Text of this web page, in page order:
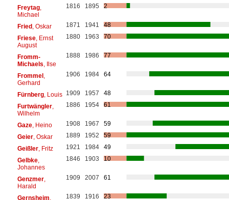
Freytag,
Michael
1816 1895 2
Fried, Oskar 1871 1941
48
Friese, Ernst
August
1880 1963 70
Fromm-
Michaels , Ilse
1888 1986 77
Frommel,
Gerhard
1906 1984 64
Fürnberg, Louis 1909 1957
48
Furtwängler,
Wilhelm
1886 1954 61
Gaze, Heino 1908 1967
59
Geier, Oskar 1889 1952
59
Geißler, Fritz 1921 1984
49
Gelbke,
Johannes
1846 1903 10
Genzmer,
Harald
1909 2007 61
Gernsheim 1839 1916 23